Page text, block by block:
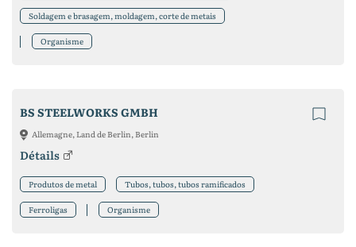
Soldagem e brasagem, moldagem, corte de metais
Organisme
BS STEELWORKS GMBH
Allemagne, Land de Berlin, Berlin
Détails
Produtos de metal Tubos, tubos, tubos ramificados
Ferroligas Organisme